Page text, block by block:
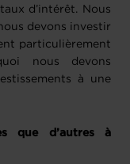
d’intérêt. Nous
devons investir
particulièrement
nous devons
à une
que d’autres à